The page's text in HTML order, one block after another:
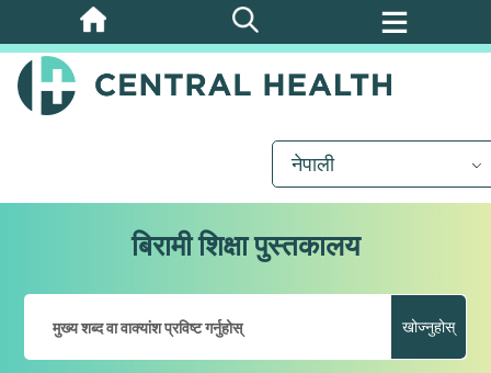
मुख्य
सामग्रीमा
जानुहोस्
नेपाली
बिरामी शिक्षा पुस्तकालय
खोज्नुहोस्